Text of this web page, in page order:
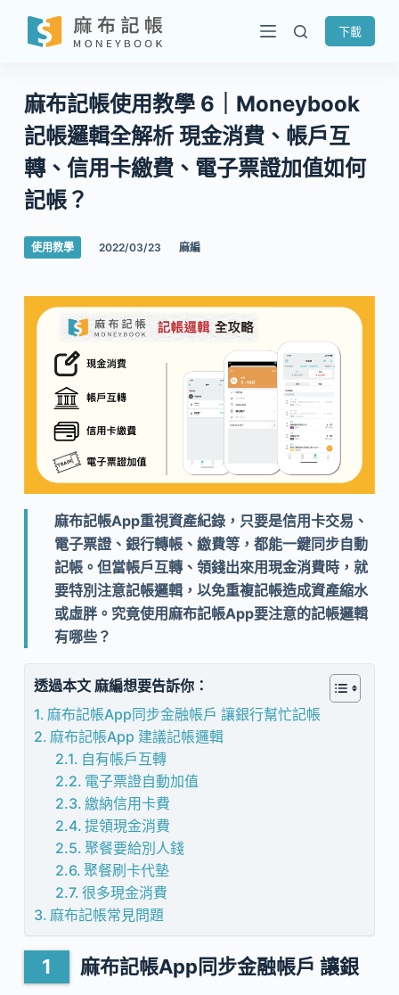
跳
至
要
內
容
下載
麻布記帳使用教學 6｜Moneybook
記帳邏輯全解析 現金消費、帳戶互
轉、信用卡繳費、電子票證加值如何
記帳？
使用教學 2022/03/23 麻編
麻布記帳App重視資產紀錄，只要是信用卡交易、
電子票證、銀行轉帳、繳費等，都能一鍵同步自動
記帳。但當帳戶互轉、領錢出來用現金消費時，就
要特別注意記帳邏輯，以免重複記帳造成資產縮水
或虛胖。究竟使用麻布記帳App要注意的記帳邏輯
有哪些？
透過本文 麻編想要告訴你：
麻布記帳App同步金融帳戶 讓銀行幫忙記帳
麻布記帳App 建議記帳邏輯
自有帳戶互轉
電子票證自動加值
繳納信用卡費
提領現金消費
聚餐要給別人錢
聚餐刷卡代墊
很多現金消費
麻布記帳常見問題
麻布記帳App同步金融帳戶 讓銀